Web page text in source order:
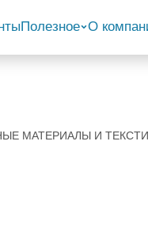
Полезное О
МАТЕРИАЛЫ И